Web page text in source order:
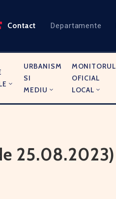
Contact Departamente
URBANISM
SI
MEDIU
MONITORUL
OFICIAL
LOCAL
25.08.2023)